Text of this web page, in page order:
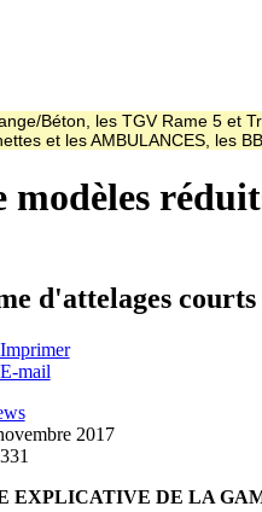
Béton, les TGV Rame 5 et
et les AMBULANCES, les
d'attelages courts
2017
EXPLICATIVE DE LA